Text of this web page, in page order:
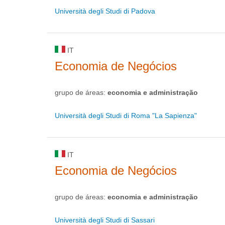
Università degli Studi di Padova
IT
Economia de Negócios
grupo de áreas: economia e administração
Università degli Studi di Roma "La Sapienza"
IT
Economia de Negócios
grupo de áreas: economia e administração
Università degli Studi di Sassari